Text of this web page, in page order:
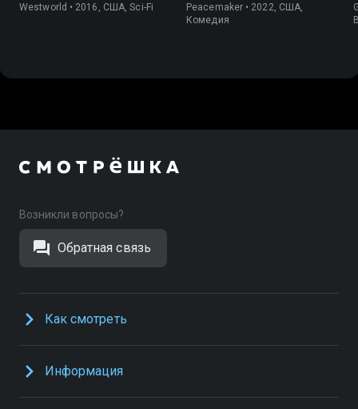
Westworld • 2016, США, Sci-Fi
Peacemaker • 2022, США,
Комедия
Возникли вопросы?
Обратная связь
Как смотреть
Информация